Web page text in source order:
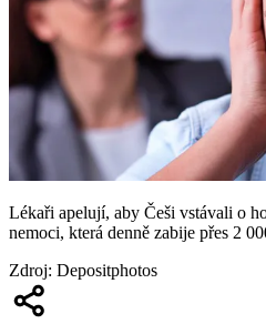
Lékaři apelují, aby Češi vstávali o
nemoci, která denně zabije přes 2
Zdroj: Depositphotos